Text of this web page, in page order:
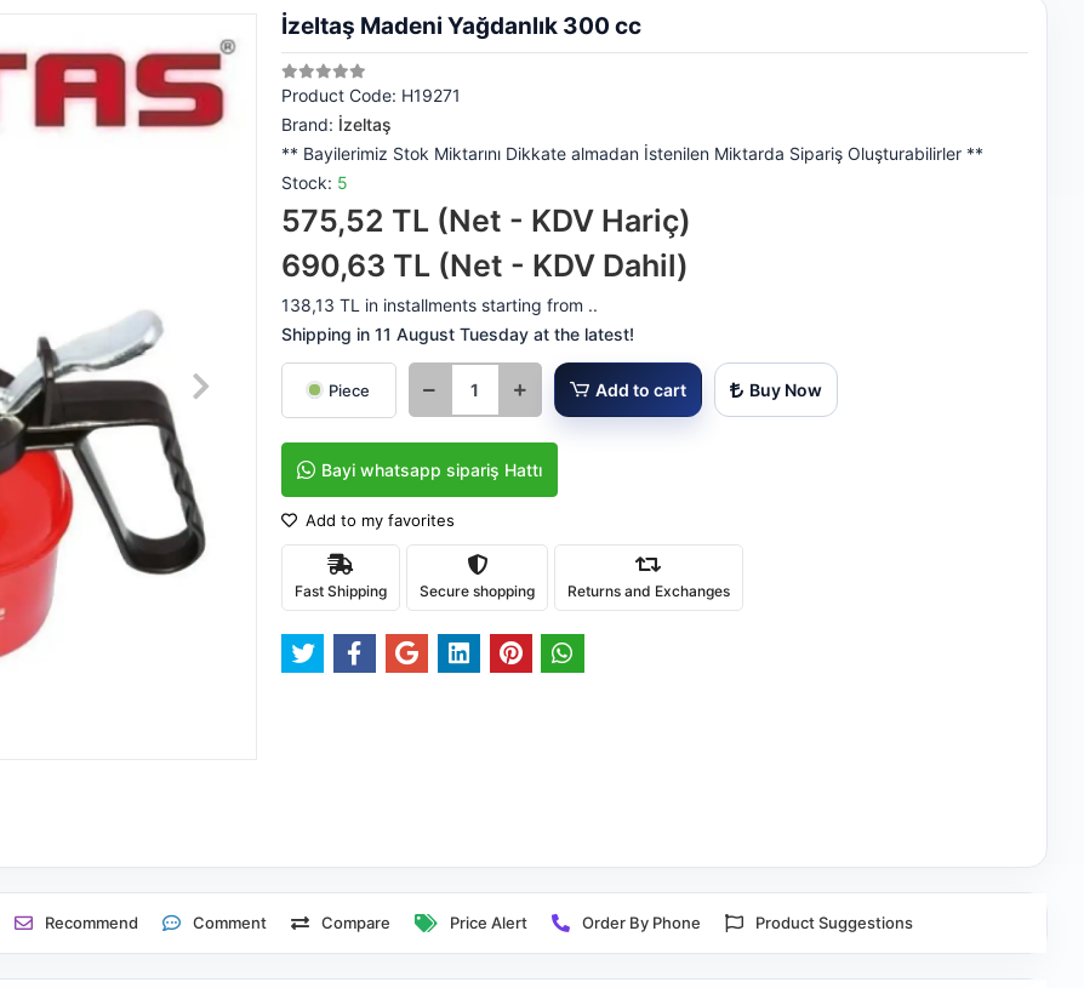
İzeltaş Madeni Yağdanlık 300 cc
Product Code: H19271
Brand: İzeltaş
** Bayilerimiz Stok Miktarını Dikkate almadan İstenilen Miktarda Sipariş Oluşturabilirler **
Stock: 5
575,52 TL (Net - KDV Hariç)
690,63 TL (Net - KDV Dahil)
138,13 TL in installments starting from ..
Shipping in 11 August Tuesday at the latest!
Piece Add to cart Buy Now
Bayi whatsapp sipariş Hattı
Add to my favorites
Fast Shipping Secure shopping Returns and Exchanges
Recommend Comment Compare Price Alert Order By Phone Product Suggestions